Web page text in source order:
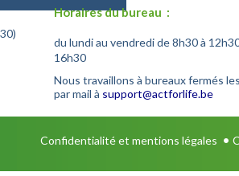
Horaires du bureau :
du lundi au vendredi de 8h30 à
16h30
Nous travaillons à bureaux fermés
par mail à support@actforlife.be
Confidentialité et mentions légales •